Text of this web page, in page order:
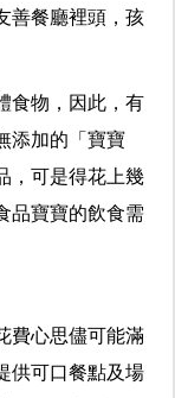
善餐廳裡頭，孩
食物，因此，有
添加的「寶寶
，可是得花上幾
品寶寶的飲食需
費心思儘可能滿
供可口餐點及場